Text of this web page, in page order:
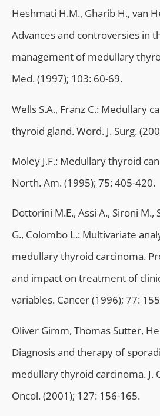
Heshmati H.M., Gharib H., van
Advances and controversies in
management of medullary
Med. (1997); 103: 60-69.
Wells S.A., Franz C.: Medullary
thyroid gland. Word. J. Surg.
Moley J.F.: Medullary thyroid
North. Am. (1995); 75: 405-420.
Dottorini M.E., Assi A., Sironi M.,
G., Colombo L.: Multivariate
medullary thyroid carcinoma.
and impact on treatment of
variables. Cancer (1996); 77:
Oliver Gimm, Thomas Sutter,
Diagnosis and therapy of
medullary thyroid carcinoma. J.
Oncol. (2001); 127: 156-165.